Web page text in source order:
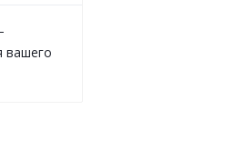
вашего